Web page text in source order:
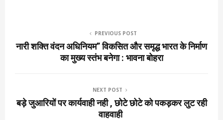
PREVIOUS POST
नारी शक्ति वंदन अधिनियम” विकसित और समृद्ध भारत के निर्माण
का मुख्य स्तंभ बनेगा : भावना बोहरा
NEXT POST
बड़े जुआरियों पर कार्यवाही नही , छोटे छोटे को पकड़कर लुट रही
वाहवाही